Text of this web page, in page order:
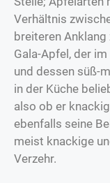
Verhältnis
breiteren
Gala-Apfel, der
und dessen süß-
in der Küche
also ob er
ebenfalls seine
meist knackige
Verzehr.